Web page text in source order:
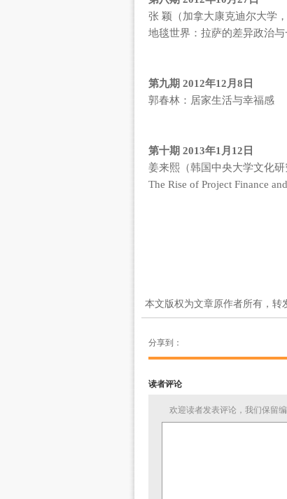
张 颖（加拿大康克迪尔大学
地毯世界：拉萨的差异政治
第九期 2012年12月8日
郭春林：居家生活与幸福感
第十期 2013年1月12日
姜来熙（韩国中央大学文化
The Rise of Project Finance
本文版权为文章原作者所有，转
分享到：